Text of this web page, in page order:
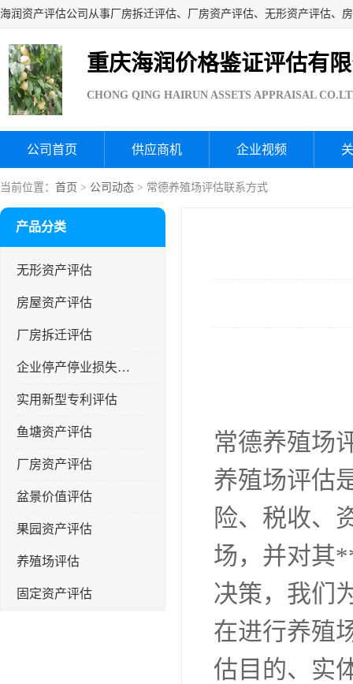
重庆海润价格鉴证评估有
CHONG QING HAIRUN ASSETS APPRAISAL
公司首页 供应商机 企业视频
当前位置： 首页 > 公司动态 > 常德养殖场评估联系方式
产品分类
无形资产评估
房屋资产评估
厂房拆迁评估
企业停产停业损失评估
实用新型专利评估
鱼塘资产评估
厂房资产评估
盆景价值评估
果园资产评估
养殖场评估
固定资产评估
常德养殖场
养殖场评估
险、税收、
场，并对其
决策，我们
在进行养殖
估目的、实